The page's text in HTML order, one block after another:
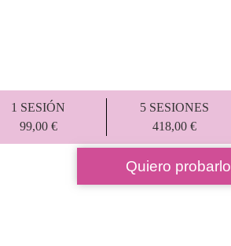
1 SESIÓN
99,00 €
5 SESIONES
418,00 €
Quiero probarlo